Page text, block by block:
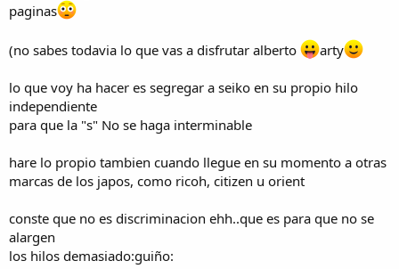
paginas
(no sabes todavia lo que vas a disfrutar alberto arty
lo que voy ha hacer es segregar a seiko en su propio hilo
independiente
para que la "s" No se haga interminable
hare lo propio tambien cuando llegue en su momento a otras
marcas de los japos, como ricoh, citizen u orient
conste que no es discriminacion ehh..que es para que no se
alargen
los hilos demasiado:guiño: